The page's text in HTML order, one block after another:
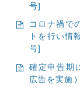
号]
コロナ禍で
トを行い情
号]
確定申告期
広告を実施）